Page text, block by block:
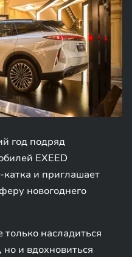
год подряд
EXEED
и приглашает
новогоднего
только насладиться
и вдохновиться